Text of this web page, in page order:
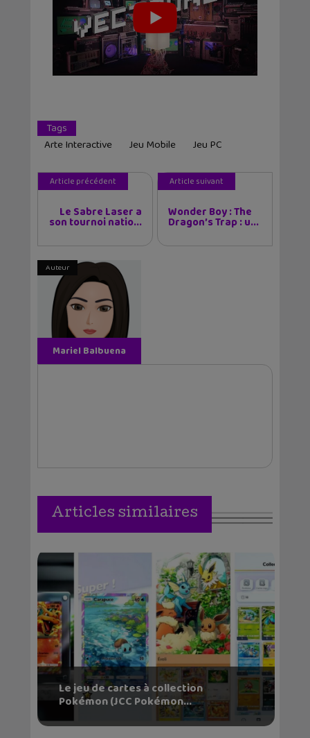
Tags
Arte Interactive
Jeu Mobile Jeu PC
Article précédent
Le Sabre Laser a
son tournoi natio...
Article suivant
Wonder Boy : The
Dragon’s Trap : u...
Auteur
Mariel Balbuena
Articles similaires
Le jeu de cartes à collection
Pokémon (JCC Pokémon...